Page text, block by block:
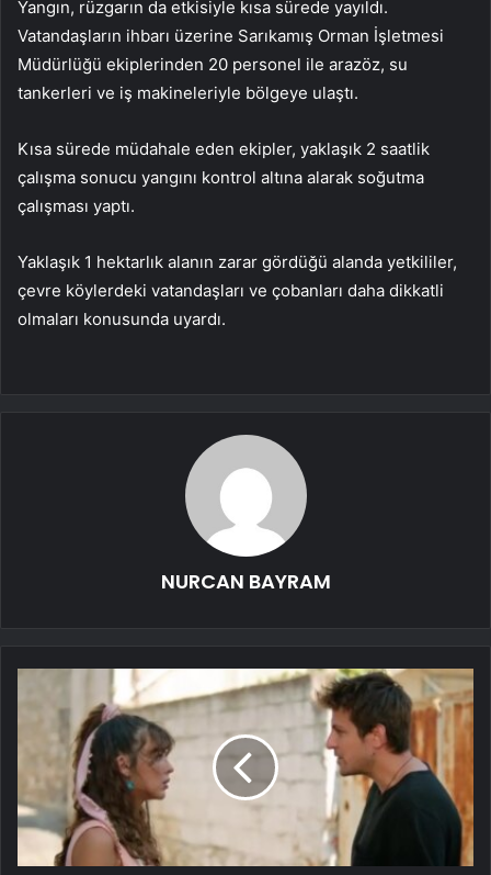
Yangın, rüzgarın da etkisiyle kısa sürede yayıldı.
Vatandaşların ihbarı üzerine Sarıkamış Orman İşletmesi
Müdürlüğü ekiplerinden 20 personel ile arazöz, su
tankerleri ve iş makineleriyle bölgeye ulaştı.
Kısa sürede müdahale eden ekipler, yaklaşık 2 saatlik
çalışma sonucu yangını kontrol altına alarak soğutma
çalışması yaptı.
Yaklaşık 1 hektarlık alanın zarar gördüğü alanda yetkililer,
çevre köylerdeki vatandaşları ve çobanları daha dikkatli
olmaları konusunda uyardı.
NURCAN BAYRAM